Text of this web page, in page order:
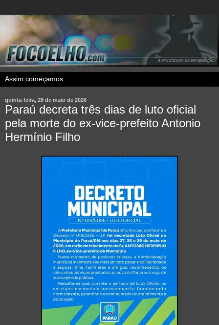
quinta-feira, 28 de maio de 2026
Paraú decreta três dias de luto oficial
pela morte do ex-vice-prefeito Antonio
Hermínio Filho